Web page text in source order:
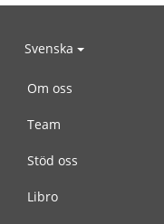
Svenska
Om oss
Team
Stöd oss
Libro